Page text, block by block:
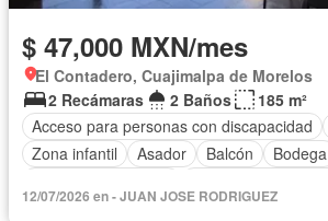
$ 47,000 MXN/mes
El Contadero, Cuajimalpa de Morelos
2 Recámaras
2 Baños
185 m²
Acceso para personas con discapacidad
Zona infantil
Asador Balcón Bodega
Cisterna
Cocina integral Conserje
12/07/2026 en - JUAN JOSE RODRIGUEZ